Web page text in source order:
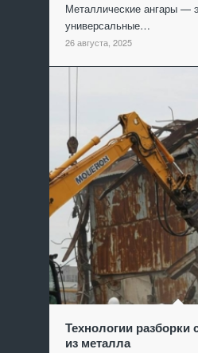
Металлические ангары —
универсальные…
26 августа, 2025
Технологии разборки
из металла